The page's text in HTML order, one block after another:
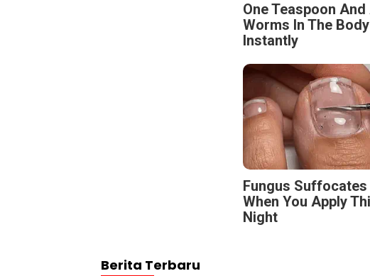
One Teaspoon
Worms In The
Instantly
Fungus Suffocates
When You Apply
Night
Berita Terbaru